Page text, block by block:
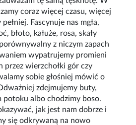
coraz więcej czasu, więcej
Fascynuje nas mgła,
błoto, kałuże, rosa, skały
z niczym zapach
wypatrujemy promieni
przez wierzchołki gór czy
sobie głośniej mówić o
zdejmujemy buty,
albo chodzimy boso.
jak jest nam dobrze i
się odkrywaną na nowo